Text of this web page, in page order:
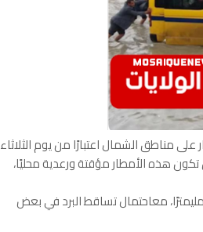
مناطق الشمال اعتبارًا من يوم الثلاثاء
خاصة في الشمال الغربي، حيثمن المتوقع أن تتراوح كميتها بين 32 و 52 مليمترًا، معاحتمال تساقط البرد في بعض